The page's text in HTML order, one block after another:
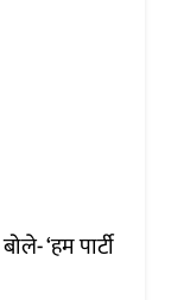
‘हम पार्टी